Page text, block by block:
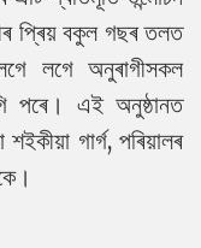
প্ৰিয় বকুল গছৰ তলত
লগে অনুৰাগীসকল
পৰে। এই অনুষ্ঠানত
গাৰ্গ, পৰিয়ালৰ